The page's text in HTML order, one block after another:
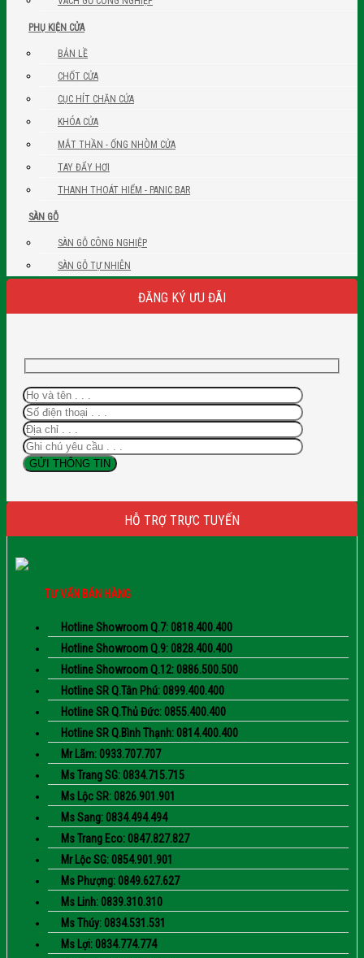
PHỤ KIỆN CỬA
BẢN LỀ
CHỐT CỬA
CỤC HÍT CHẶN CỬA
KHÓA CỬA
MẮT THẦN - ỐNG NHÒM CỬA
TAY ĐẨY HƠI
THANH THOÁT HIỂM - PANIC BAR
SÀN GỖ
SÀN GỖ CÔNG NGHIỆP
SÀN GỖ TỰ NHIÊN
ĐĂNG KÝ ƯU ĐÃI
HỖ TRỢ TRỰC TUYẾN
TƯ VẤN BÁN HÀNG
Hotline Showroom Q.7: 0818.400.400
Hotline Showroom Q.9: 0828.400.400
Hotline Showroom Q.12: 0886.500.500
Hotline SR Q.Tân Phú: 0899.400.400
Hotline SR Q.Thủ Đức: 0855.400.400
Hotline SR Q.Bình Thạnh: 0814.400.400
Mr Lãm: 0933.707.707
Ms Trang SG: 0834.715.715
Ms Lộc SR: 0826.901.901
Ms Sang: 0834.494.494
Ms Trang Eco: 0847.827.827
Mr Lộc SG: 0854.901.901
Ms Phượng: 0849.627.627
Ms Linh: 0839.310.310
Ms Thúy: 0834.531.531
Ms Lợi: 0834.774.774